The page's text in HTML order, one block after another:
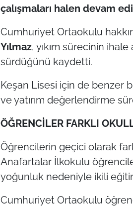
çalışmaları halen devam
Cumhuriyet Ortaokulu
Yılmaz, yıkım sürecinin
sürdüğünü kaydetti.
Keşan Lisesi için de benzer
ve yatırım değerlendirme
ÖĞRENCİLER FARKLI
Öğrencilerin geçici olarak
Anafartalar İlkokulu
yoğunluk nedeniyle ikili
Cumhuriyet Ortaokulu